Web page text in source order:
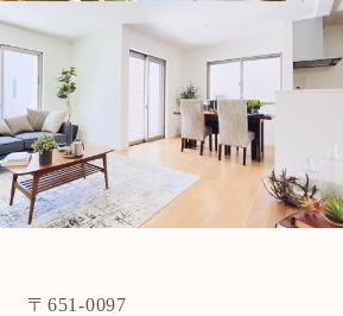
〒651-0097